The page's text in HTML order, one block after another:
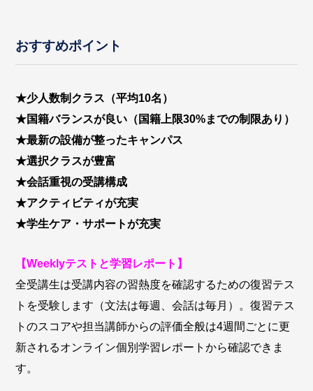
おすすめポイント
★少人数制クラス（平均10名）
★国籍バランスが良い（国籍上限30%までの制限あり）
★最新の設備が整ったキャンパス
★選択クラスが豊富
★会話重視の受講構成
★アクティビティが充実
★学生ケア・サポートが充実
【Weeklyテストと学習レポート】
全受講生は受講内容の習熱度を確認するための復習テス
トを受験します（文法は毎週、会話は毎月）。復習テス
トのスコアや担当講師からの評価全般は4週間ごとに更
新されるオンライン個別学習レポートから確認できま
す。